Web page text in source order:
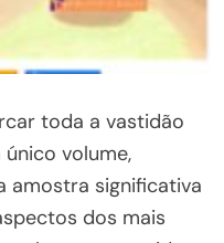
toda a vastidão
volume,
amostra significativa
dos mais